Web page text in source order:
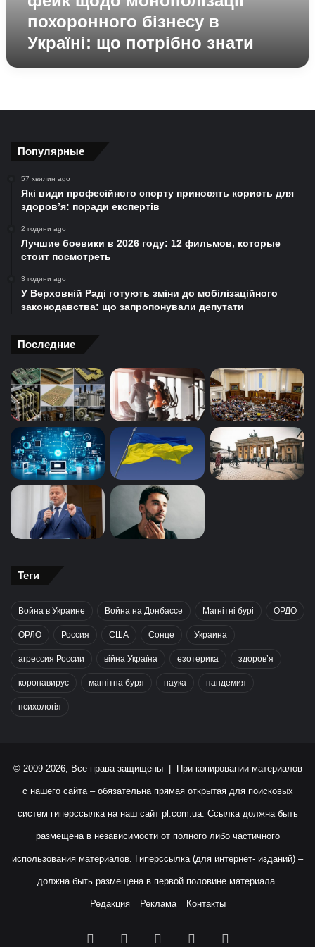
потрібно
знатипохоронного бізнесу в
Україні: що потрібно знати
Популярные
57 хвилин ago
Які види професійного спорту приносять користь для
здоров’я: поради експертів
2 години ago
Лучшие боевики в 2026 году: 12 фильмов, которые
стоит посмотреть
3 години ago
У Верховній Раді готують зміни до мобілізаційного
законодавства: що запропонували депутати
Последние
Теги
Война в Украине Война на Донбассе Магнітні бурі ОРДО
ОРЛО Россия США Сонце Украина
агрессия России війна Україна езотерика здоров’я
коронавирус магнітна буря наука пандемия
психологія
© 2009-2026, Все права защищены | При копировании материалов
с нашего сайта – обязательна прямая открытая для поисковых
систем гиперссылка на наш сайт pl.com.ua. Ссылка должна быть
размещена в независимости от полного либо частичного
использования материалов. Гиперссылка (для интернет- изданий) –
должна быть размещена в первой половине материала.
Редакция Реклама Контакты
Facebook YouTubeInstagram